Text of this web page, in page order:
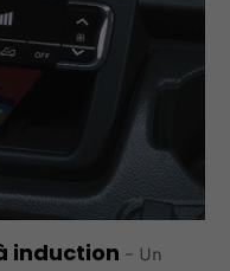
induction – Un